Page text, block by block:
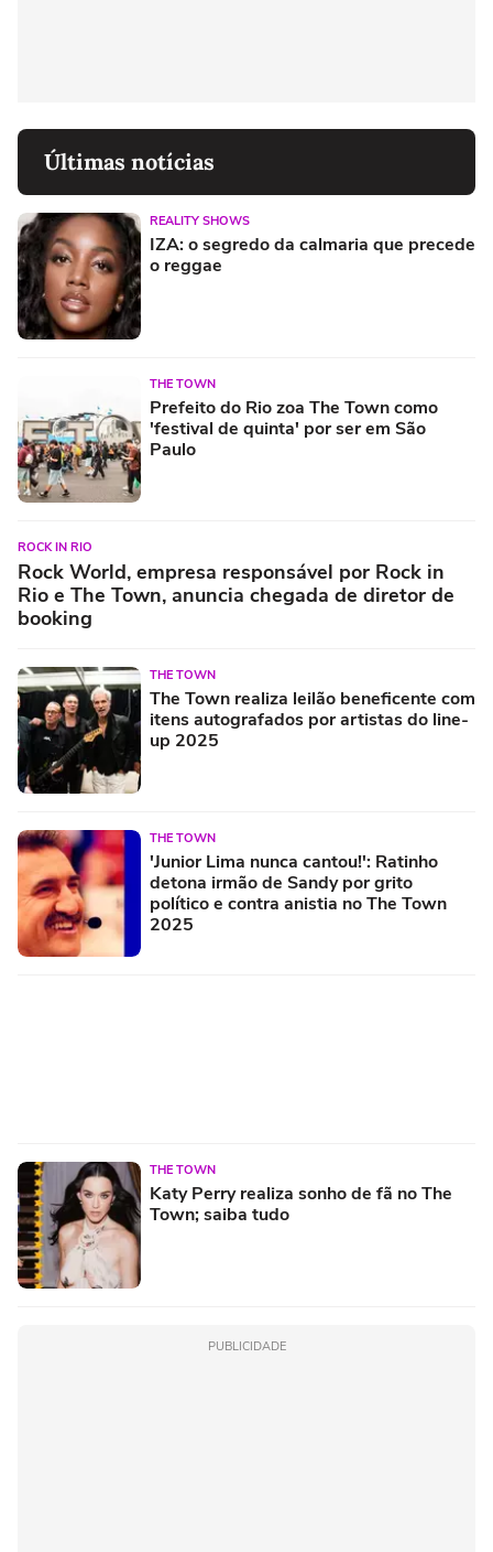
Últimas notícias
REALITY SHOWS
IZA: o segredo da calmaria que precede
o reggae
THE TOWN
Prefeito do Rio zoa The Town como
'festival de quinta' por ser em São
Paulo
ROCK IN RIO
Rock World, empresa responsável por Rock in
Rio e The Town, anuncia chegada de diretor de
booking
THE TOWN
The Town realiza leilão beneficente com
itens autografados por artistas do line-
up 2025
THE TOWN
'Junior Lima nunca cantou!': Ratinho
detona irmão de Sandy por grito
político e contra anistia no The Town
2025
THE TOWN
Katy Perry realiza sonho de fã no The
Town; saiba tudo
PUBLICIDADE